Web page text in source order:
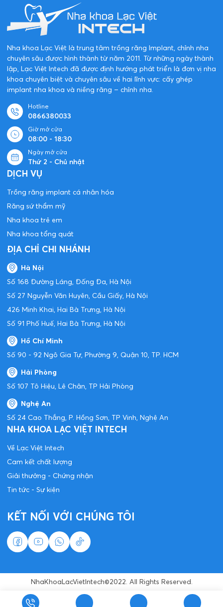
Nha khoa Lạc Việt là trung tâm trồng răng Implant, chỉnh nha
chuyên sâu được hình thành từ năm 2011. Từ những ngày thành
lập, Lạc Việt Intech đã được định hướng phát triển là đơn vị nha
khoa chuyên biệt và chuyên sâu về hai lĩnh vực: cấy ghép
implant nha khoa và niềng răng – chỉnh nha.
Hotline
0866380033
Giờ mở cửa
08:00 - 18:30
Ngày mở cửa
Thứ 2 - Chủ nhật
NHA KHOA LẠC VIỆT INTECH
Về Lạc Việt Intech
Cam kết chất lượng
Giải thưởng - Chứng nhận
Tin tức - Sự kiện
KẾT NỐI VỚI CHÚNG TÔI
DỊCH VỤ
Trồng răng implant cá nhân hóa
Răng sứ thẩm mỹ
Nha khoa trẻ em
Nha khoa tổng quát
ĐỊA CHỈ CHI NHÁNH
Hà Nội
Số 168 Đường Láng, Đống Đa, Hà Nội
Số 27 Nguyễn Văn Huyên, Cầu Giấy, Hà Nội
426 Minh Khai, Hai Bà Trưng, Hà Nội
Số 91 Phố Huế, Hai Bà Trưng, Hà Nội
Hồ Chí Minh
Số 90 - 92 Ngô Gia Tự, Phường 9, Quận 10, TP. HCM
Hải Phòng
Số 107 Tô Hiệu, Lê Chân, TP Hải Phòng
Nghệ An
Số 24 Cao Thắng, P. Hồng Sơn, TP Vinh, Nghệ An
NhaKhoaLacVietIntech©2022. All Rights Reserved.